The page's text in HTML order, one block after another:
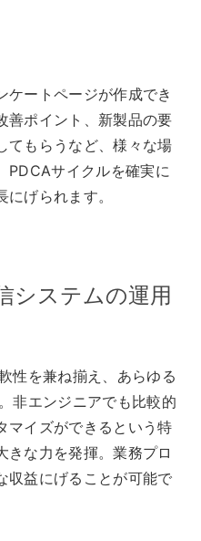
ケートページが作成でき
善ポイント、新製品の要
てもらうなど、様々な場
PDCAサイクルを確実に
げられます。
システムの運用
性を兼ね揃え、あらゆる
非エンジニアでも比較的
マイズができるという特
きな力を発揮。業務プロ
収益にげることが可能で